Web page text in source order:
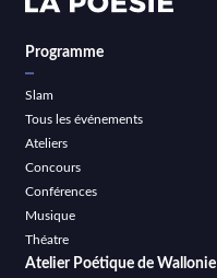
Programme
Slam
Tous les événements
Ateliers
Concours
Conférences
Musique
Théatre
Atelier Poétique de Wallonie